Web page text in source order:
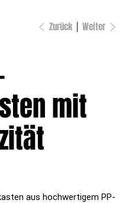
Zurück Weiter
mit
aus hochwertigem PP-